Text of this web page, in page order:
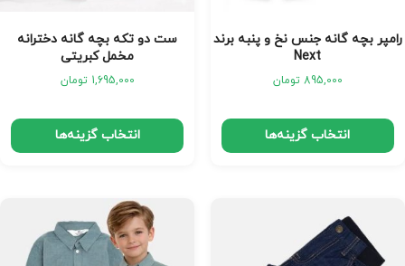
رامپر بچه گانه جنس نخ و پنبه برند
Next
895,000 تومان
انتخاب گزینه‌ها
ست دو تکه بچه گانه دخترانه
مخمل کبریتی
1,695,000 تومان
انتخاب گزینه‌ها